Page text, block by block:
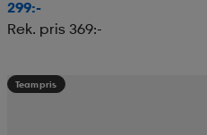
299:-
Rek. pris 369:-
Teampris